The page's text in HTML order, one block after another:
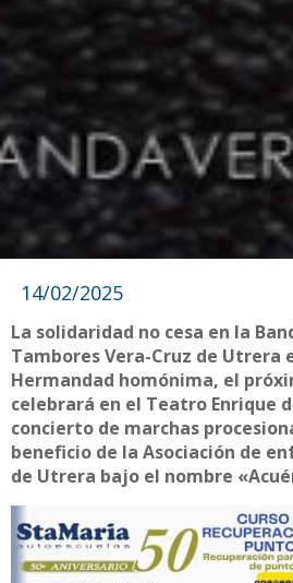
14/02/2025
La solidaridad no cesa en la
Tambores Vera-Cruz de Utrera
Hermandad homónima, el
celebrará en el Teatro Enrique
concierto de marchas
beneficio de la Asociación de
de Utrera bajo el nombre